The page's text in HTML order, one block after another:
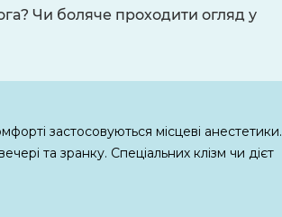
Чи боляче проходити огляд у
застосовуються місцеві анестетики.
та зранку. Спеціальних клізм чи дієт